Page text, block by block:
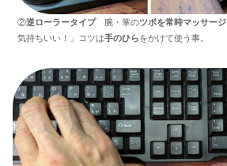
②逆ローラータイプ 腕・掌のツボを常時マッサージ
気持ちいい！」コツは手のひらをかけて使う事。